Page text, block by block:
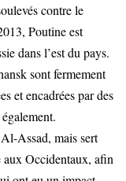
contre le
Poutine est
dans l’est du pays.
sont fermement
et encadrées par des
Assad, mais sert
aux Occidentaux, afin